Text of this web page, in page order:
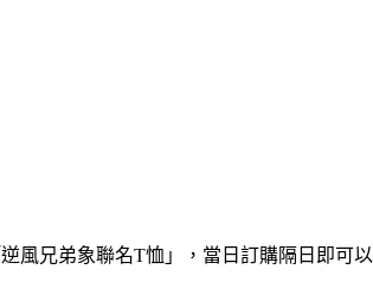
風兄弟象聯名T恤」，當日訂購隔日即可